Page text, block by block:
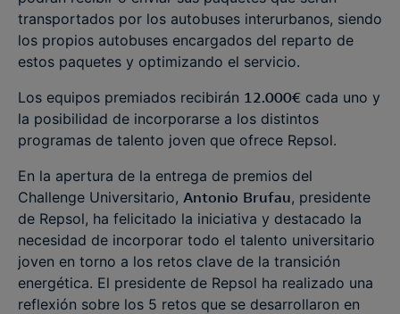
transportados por los autobuses interurbanos, siendo
los propios autobuses encargados del reparto de
estos paquetes y optimizando el servicio.
Los equipos premiados recibirán 12.000€ cada uno y
la posibilidad de incorporarse a los distintos
programas de talento joven que ofrece Repsol.
En la apertura de la entrega de premios del
Challenge Universitario, Antonio Brufau, presidente
de Repsol, ha felicitado la iniciativa y destacado la
necesidad de incorporar todo el talento universitario
joven en torno a los retos clave de la transición
energética. El presidente de Repsol ha realizado una
reflexión sobre los 5 retos que se desarrollaron en